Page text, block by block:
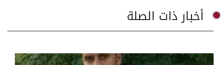
أخبار ذات الصلة